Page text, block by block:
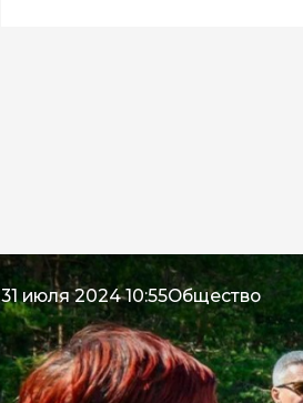
31 июля 2024 10:55Общество